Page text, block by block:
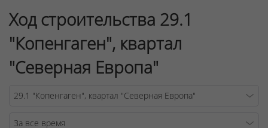
Ход строительства 29.1
"Копенгаген", квартал
"Северная Европа"